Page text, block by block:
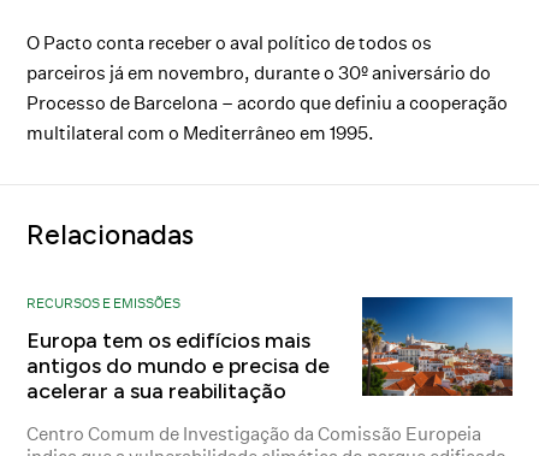
O Pacto conta receber o aval político de todos os
parceiros já em novembro, durante o 30º aniversário do
Processo de Barcelona – acordo que definiu a cooperação
multilateral com o Mediterrâneo em 1995.
Relacionadas
RECURSOS E EMISSÕES
Europa tem os edifícios mais
antigos do mundo e precisa de
acelerar a sua reabilitação
Centro Comum de Investigação da Comissão Europeia